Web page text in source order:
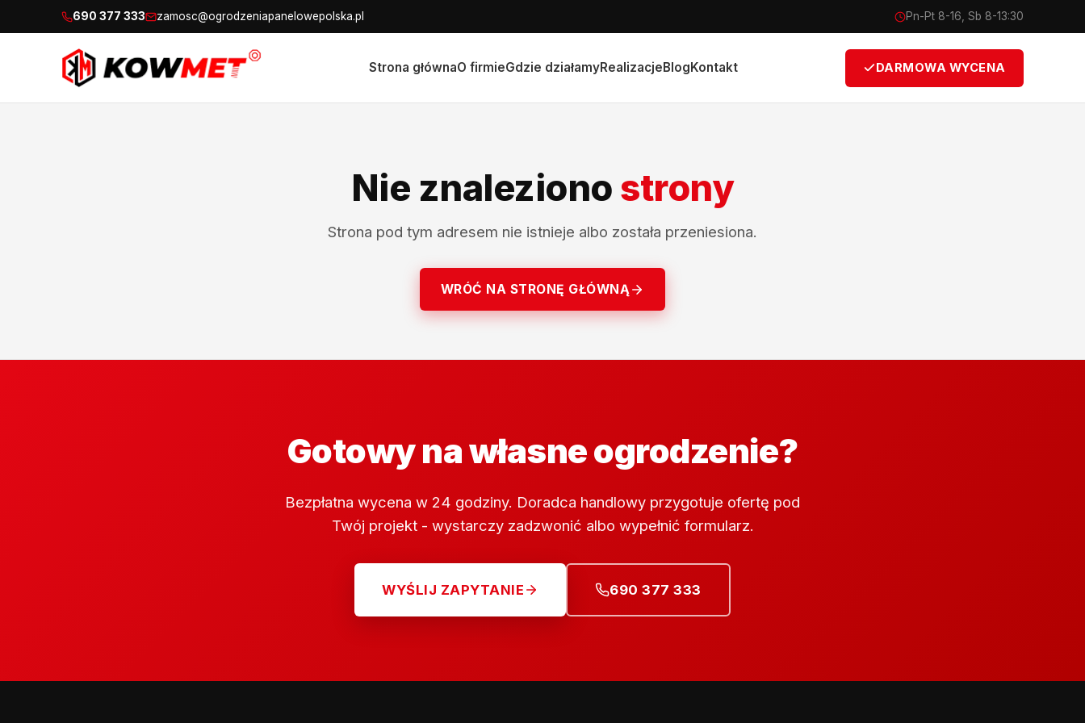
690 377 333 zamosc@ogrodzeniapanelowepolska.pl Pn-Pt 8-16, Sb 8-13:30
Strona głównaO firmieGdzie działamyRealizacjeBlogKontakt DARMOWA WYCENA
Nie znaleziono strony
Strona pod tym adresem nie istnieje albo została przeniesiona.
WRÓĆ NA STRONĘ GŁÓWNĄ
Gotowy na własne ogrodzenie?
Bezpłatna wycena w 24 godziny. Doradca handlowy przygotuje ofertę pod
Twój projekt - wystarczy zadzwonić albo wypełnić formularz.
WYŚLIJ ZAPYTANIE 690 377 333